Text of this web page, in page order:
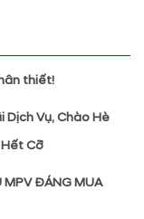
thiết!
Dịch Vụ, Chào Hè
Hết Cỡ
MPV ĐÁNG MUA